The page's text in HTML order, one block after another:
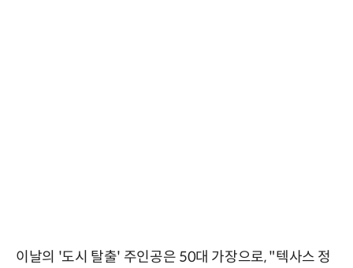
이날의 '도시 탈출' 주인공은 50대 가장으로, "텍사스 정